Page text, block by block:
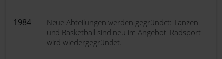
1984
Neue Abteilungen werden gegründet: Tanzen
und Basketball sind neu im Angebot. Radsport
wird wiedergegründet.